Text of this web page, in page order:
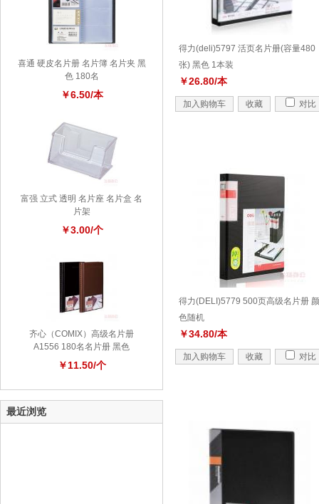
喜通 硬皮名片册 名片簿 名片夹 黑
色 180名
￥6.50/本
富强 立式 透明 名片座 名片盒 名
片架
￥3.00/个
齐心（COMIX）高级名片册
A1556 180名名片册 黑色
￥11.50/个
最近浏览
得力(deli)5797 活页名片册(容量480
张) 黑色 1本装
￥26.80/本
加入购物车 收藏 对比
得力(DELI)5779 500页高级名片册 颜
色随机
￥34.80/本
加入购物车 收藏 对比